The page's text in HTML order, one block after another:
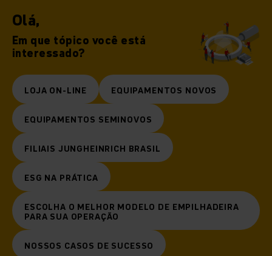
Olá,
Em que tópico você está
interessado?
LOJA ON-LINE EQUIPAMENTOS NOVOS
EQUIPAMENTOS SEMINOVOS
FILIAIS JUNGHEINRICH BRASIL
ESG NA PRÁTICA
ESCOLHA O MELHOR MODELO DE EMPILHADEIRA
PARA SUA OPERAÇÃO
NOSSOS CASOS DE SUCESSO